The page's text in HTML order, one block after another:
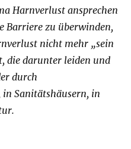
Harnverlust ansprechen
Barriere zu überwinden,
nicht mehr „sein
die darunter leiden und
durch
Sanitätshäusern, in